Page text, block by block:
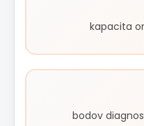
kapacita
bodov